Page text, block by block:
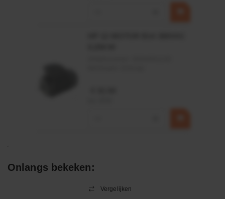
Onlangs bekeken:
Vergelijken